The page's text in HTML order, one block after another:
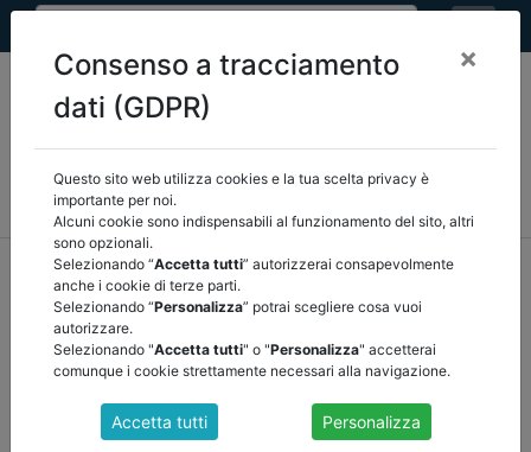
MEF FINANZA LOCALE/OSSERVATORIO
NORMATIVA
CORTE DEI CONTI E GIURISPRUDENZA
home documenti pubblici mef/torna indietro
DOCUMENTI PUBBLICI
DECRETO MEF - FASE PILOTA
Consenso a tracciamento
dati (GDPR)
×
Questo sito web utilizza cookies e la tua scelta privacy è
importante per noi.
Alcuni cookie sono indispensabili al funzionamento del sito, altri
sono opzionali.
Selezionando “Accetta tutti” autorizzerai consapevolmente
anche i cookie di terze parti.
Selezionando “Personalizza” potrai scegliere cosa vuoi
autorizzare.
Selezionando "Accetta tutti" o "Personalizza" accetterai
comunque i cookie strettamente necessari alla navigazione.
Accetta tutti Personalizza